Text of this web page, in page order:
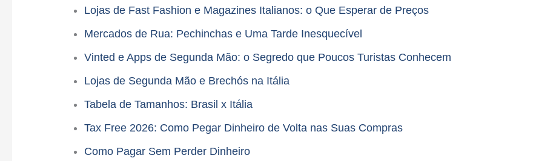
Lojas de Fast Fashion e Magazines Italianos: o Que Esperar de Preços
Mercados de Rua: Pechinchas e Uma Tarde Inesquecível
Vinted e Apps de Segunda Mão: o Segredo que Poucos Turistas Conhecem
Lojas de Segunda Mão e Brechós na Itália
Tabela de Tamanhos: Brasil x Itália
Tax Free 2026: Como Pegar Dinheiro de Volta nas Suas Compras
Como Pagar Sem Perder Dinheiro